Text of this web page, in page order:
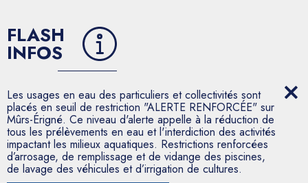
FLASH
INFOS
Les usages en eau des particuliers et collectivités sont
placés en seuil de restriction "ALERTE RENFORCÉE" sur
Mûrs-Érigné. Ce niveau d'alerte appelle à la réduction de
tous les prélèvements en eau et l'interdiction des activités
impactant les milieux aquatiques. Restrictions renforcées
d’arrosage, de remplissage et de vidange des piscines,
de lavage des véhicules et d’irrigation de cultures.